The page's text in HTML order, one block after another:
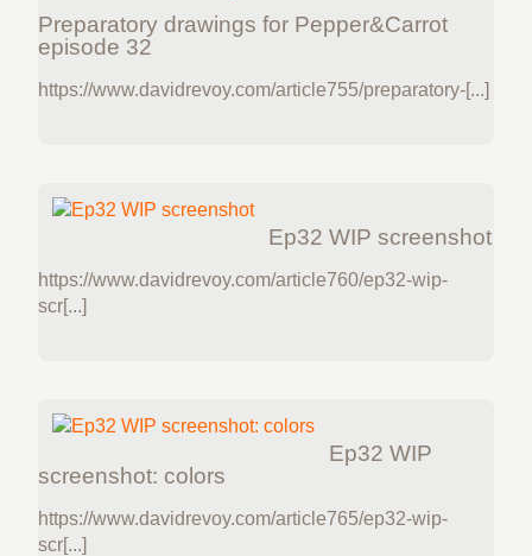
Preparatory drawings for Pepper&Carrot
episode 32
https://www.davidrevoy.com/article755/preparatory-[...]
Ep32 WIP screenshot
https://www.davidrevoy.com/article760/ep32-wip-
scr[...]
Ep32 WIP
screenshot: colors
https://www.davidrevoy.com/article765/ep32-wip-
scr[...]